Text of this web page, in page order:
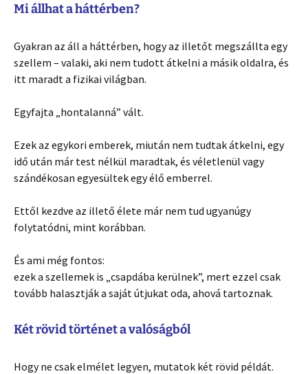
Mi állhat a háttérben?
Gyakran az áll a háttérben, hogy az illetőt megszállta egy
szellem – valaki, aki nem tudott átkelni a másik oldalra, és
itt maradt a fizikai világban.
Egyfajta „hontalanná” vált.
Ezek az egykori emberek, miután nem tudtak átkelni, egy
idő után már test nélkül maradtak, és véletlenül vagy
szándékosan egyesültek egy élő emberrel.
Ettől kezdve az illető élete már nem tud ugyanúgy
folytatódni, mint korábban.
És ami még fontos:
ezek a szellemek is „csapdába kerülnek”, mert ezzel csak
tovább halasztják a saját útjukat oda, ahová tartoznak.
Két rövid történet a valóságból
Hogy ne csak elmélet legyen, mutatok két rövid példát.